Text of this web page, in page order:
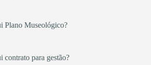
Plano Museológico?
contrato para gestão?